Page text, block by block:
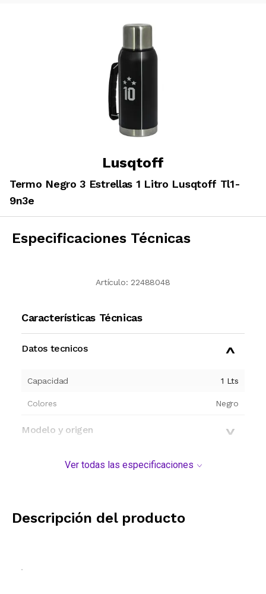
Lusqtoff
Termo Negro 3 Estrellas 1 Litro Lusqtoff Tl1-
9n3e
Especificaciones Técnicas
Artículo: 22488048
Características Técnicas
Datos tecnicos
Capacidad 1 Lts
Colores Negro
Modelo y origen
Ver todas las especificaciones
Descripción del producto
.